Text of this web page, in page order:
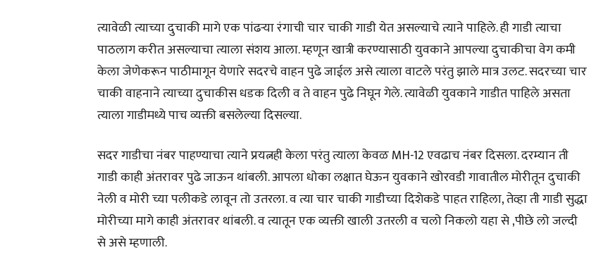
त्यावेळी त्याच्या दुचाकी मागे एक पांढऱ्या रंगाची चार चाकी गाडी येत असल्याचे त्याने पाहिले. ही गाडी त्याचा
पाठलाग करीत असल्याचा त्याला संशय आला. म्हणून खात्री करण्यासाठी युवकाने आपल्या दुचाकीचा वेग कमी
केला जेणेकरून पाठीमागून येणारे सदरचे वाहन पुढे जाईल असे त्याला वाटले परंतु झाले मात्र उलट. सदरच्या चार
चाकी वाहनाने त्याच्या दुचाकीस धडक दिली व ते वाहन पुढे निघून गेले. त्यावेळी युवकाने गाडीत पाहिले असता
त्याला गाडीमध्ये पाच व्यक्ती बसलेल्या दिसल्या.
सदर गाडीचा नंबर पाहण्याचा त्याने प्रयत्नही केला परंतु त्याला केवळ MH-12 एवढाच नंबर दिसला. दरम्यान ती
गाडी काही अंतरावर पुढे जाऊन थांबली. आपला धोका लक्षात घेऊन युवकाने खोरवडी गावातील मोरीतून दुचाकी
नेली व मोरी च्या पलीकडे लावून तो उतरला. व त्या चार चाकी गाडीच्या दिशेकडे पाहत राहिला, तेव्हा ती गाडी सुद्धा
मोरीच्या मागे काही अंतरावर थांबली. व त्यातून एक व्यक्ती खाली उतरली व चलो निकलो यहा से ,पीछे लो जल्दी
से असे म्हणाली.